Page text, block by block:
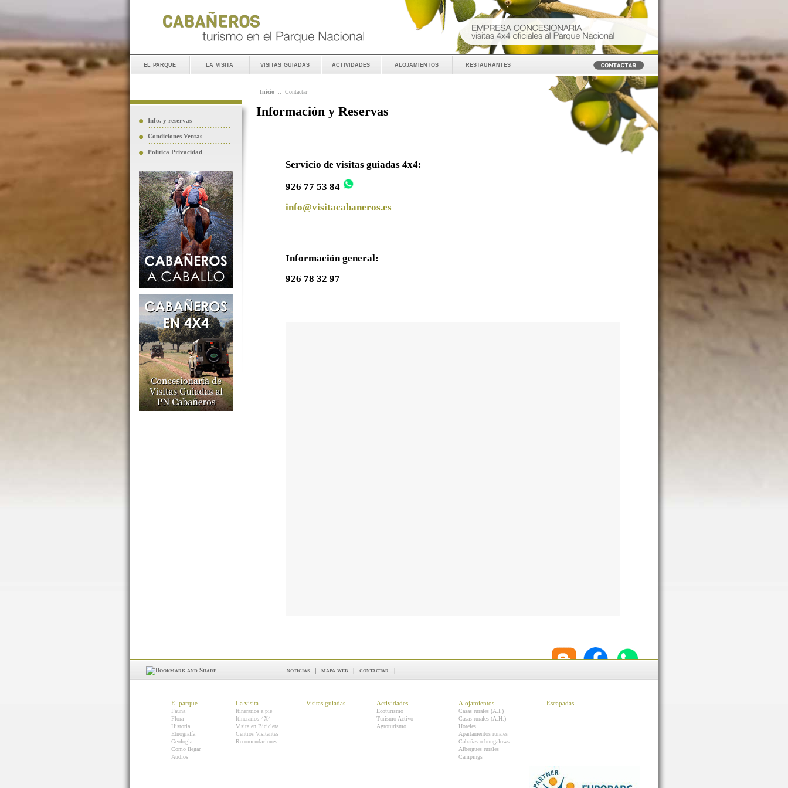
el parque la visita visitas guiadas actividades alojamientos restaurantes
Info. y reservas
Condiciones Ventas
Política Privacidad
Inicio :: Contactar
Información y Reservas
Servicio de visitas guiadas 4x4:
926 77 53 84
info@visitacabaneros.es
Información general:
926 78 32 97
noticias | mapa web | contactar |
El parque
Fauna
Flora
Historia
Etnografía
Geología
Como llegar
Audios
La visita
Itinerarios a pie
Itinerarios 4X4
Visita en Bicicleta
Centros Visitantes
Recomendaciones
Visitas guiadas Actividades
Ecoturismo
Turismo Activo
Agroturismo
Alojamientos
Casas rurales (A.I.)
Casas rurales (A.H.)
Hoteles
Apartamentos rurales
Cabañas o bungalows
Albergues rurales
Campings
Escapadas